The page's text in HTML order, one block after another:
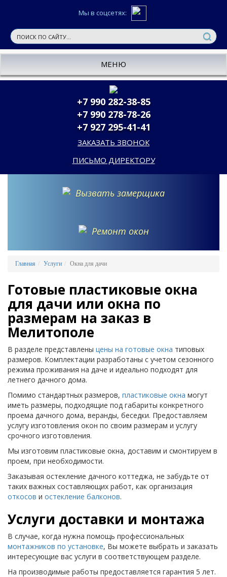
Мы в соцсетях:
МЕНЮ
+7 990 282-38-85
+7 990 278-78-26
+7 927 295-41-41
ЗАКАЗАТЬ ЗВОНОК
ПИСЬМО ДИРЕКТОРУ
Вызвать замерщика
Ремонт окон
Главная Услуги Окна для дачи
Готовые пластиковые окна
для дачи или окна по
размерам на заказ в
Мелитополе
В разделе представлены цены на готовые окна типовых
размеров. Комплектации разработаны с учетом сезонного
режима проживания на даче и идеально подходят для
летнего дачного дома.
Помимо стандартных размеров, пластиковые окна могут
иметь размеры, подходящие под габариты конкретного
проема дачного дома, веранды, беседки. Предоставляем
услугу изготовления окон по своим размерам и услугу
срочного изготовления.
Мы изготовим пластиковые окна, доставим и смонтируем в
проем, при необходимости.
Заказывая остекление дачного коттеджа, не забудьте от
таких важных составляющих работ, как организация
откосов и остекление балконов.
Услуги доставки и монтажа
В случае, когда нужна помощь профессиональных
монтажников по установке, Вы можете выбрать и заказать
интересующие вас услуги в соответствующем разделе.
На производимые работы предоставляется гарантия 5 лет.